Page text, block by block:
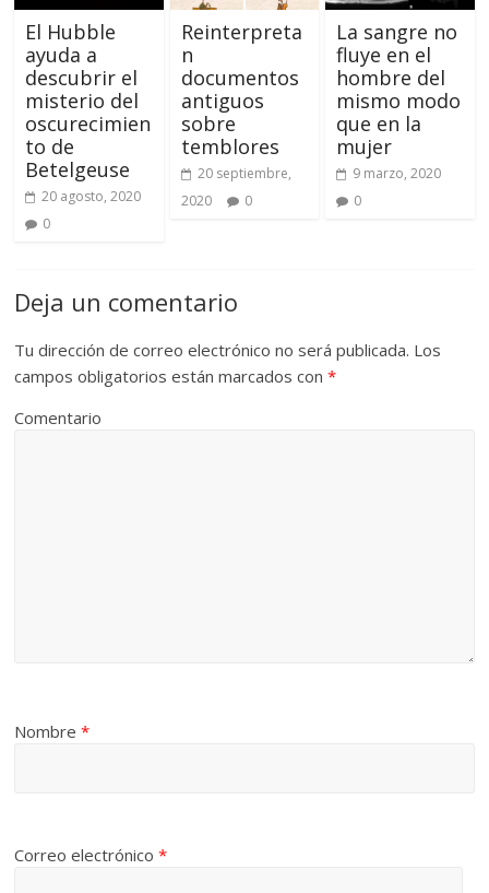
El Hubble
ayuda a
descubrir el
misterio del
oscurecimien
to de
Betelgeuse
20 agosto, 2020
0
Reinterpreta
n
documentos
antiguos
sobre
temblores
20 septiembre,
2020
0
La sangre no
fluye en el
hombre del
mismo modo
que en la
mujer
9 marzo, 2020
0
Deja un comentario
Tu dirección de correo electrónico no será publicada. Los
campos obligatorios están marcados con*
Comentario
Nombre*
Correo electrónico*